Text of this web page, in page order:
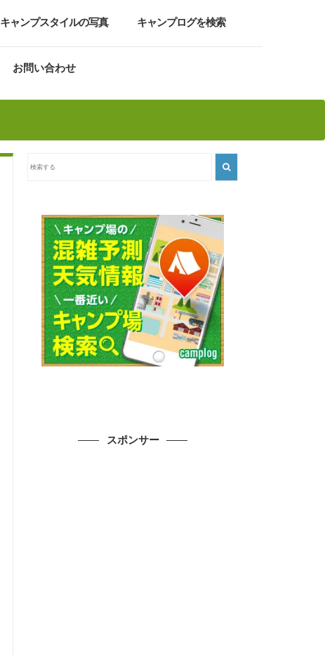
キャンプスタイルの写真 キャンプログを検索
お問い合わせ
スポンサー